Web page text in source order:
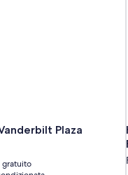
Plaza
gratuito